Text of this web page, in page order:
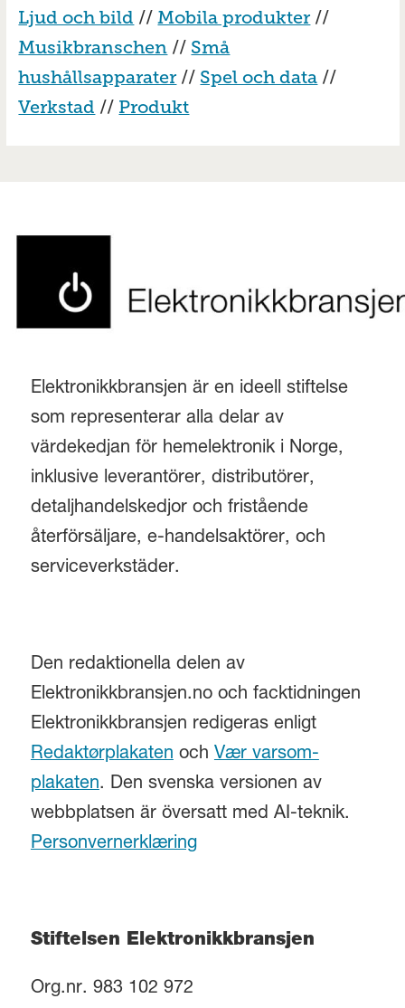
Ljud och bild //Mobila produkter //
Musikbranschen // Små
hushållsapparater // Spel och data //
Verkstad // Produkt
Elektronikkbransjen är en ideell stiftelse
som representerar alla delar av
värdekedjan för hemelektronik i Norge,
inklusive leverantörer, distributörer,
detaljhandelskedjor och fristående
återförsäljare, e-handelsaktörer, och
serviceverkstäder.
Den redaktionella delen av
Elektronikkbransjen.no och facktidningen
Elektronikkbransjen redigeras enligt
Redaktørplakatenoch Vær varsom-
plakaten. Den svenska versionen av
webbplatsen är översatt med AI-teknik.
Personvernerklæring
Stiftelsen Elektronikkbransjen
Org.nr. 983 102 972